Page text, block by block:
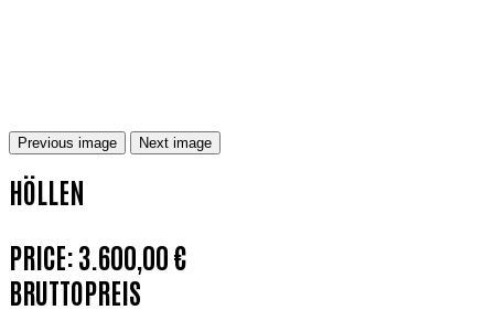
Previous image Next image
HÖLLEN
PRICE:3.600,00 €
BRUTTOPREIS